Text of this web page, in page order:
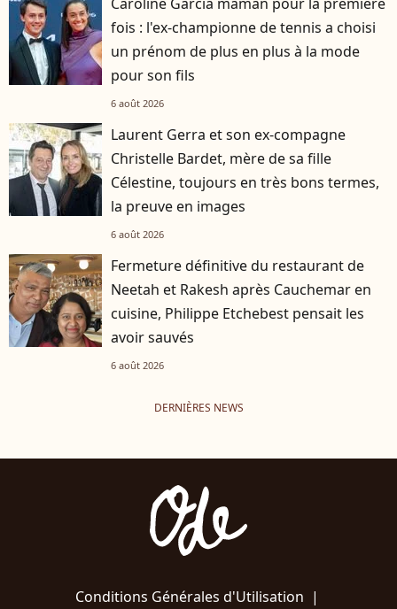
fois : l'ex-championne de tennis a choisi
un prénom de plus en plus à la mode
pour son fils
6 août 2026
Laurent Gerra et son ex-compagne
Christelle Bardet, mère de sa fille
Célestine, toujours en très bons termes,
la preuve en images
6 août 2026
Fermeture définitive du restaurant de
Neetah et Rakesh après Cauchemar en
cuisine, Philippe Etchebest pensait les
avoir sauvés
6 août 2026
DERNIÈRES NEWS
Conditions Générales d'Utilisation |